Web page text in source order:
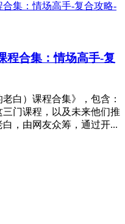
程合集：情场高手-复
白）课程合集》，包含：
门课程，以及未来他们推
，由网友众筹，通过开...